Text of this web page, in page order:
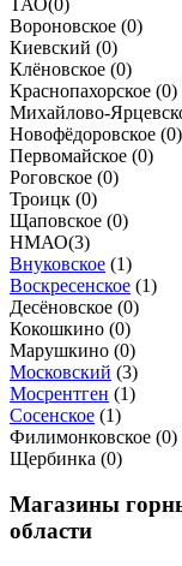
Вороновское (0)
Киевский (0)
Клёновское (0)
Краснопахорское (0)
Михайлово-
Новофёдоровское (0)
Первомайское (0)
Роговское (0)
Троицк (0)
Щаповское (0)
НМАО(3)
Внуковское (1)
Воскресенское (1)
Десёновское (0)
Кокошкино (0)
Марушкино (0)
Московский (3)
Мосрентген (1)
Сосенское (1)
Филимонковское (0)
Щербинка (0)
Магазины
области